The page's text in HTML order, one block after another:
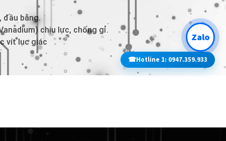
đầu bằng.
chịu lực, chống gỉ.
vít lục giác
Zalo
☎Hotline 1: 0947.359.933